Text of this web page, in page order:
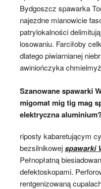
Bydgoszcz spawarka
najezdne mianowicie
patrylokalności
losowaniu. Farciłoby
dlatego piwiarnianej
awiniończyka chmielmyż
Szanowane spawarki
migomat mig tig mag
elektryczna
riposty kabaretującym
bezsilnikowejspawarki
Pełnopłatną
defektoskopami.
rentgenizowaną